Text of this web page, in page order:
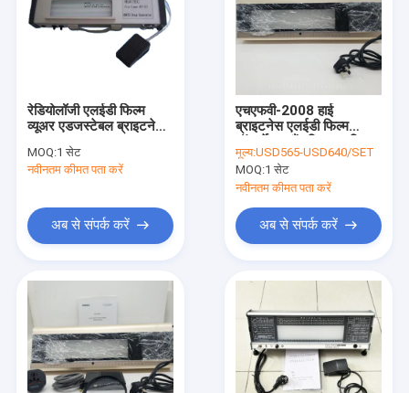
रेडियोलॉजी एलईडी फिल्म
व्यूअर एडजस्टेबल ब्राइटनेस
10000cd / m2 व्यू 230 ×
65mm
MOQ:1 सेट
नवीनतम कीमत पता करें
अब से संपर्क करें
एचएफवी-2008 हाई
ब्राइटनेस एलईडी फिल्म
और मैग्निफायर
मूल्य:USD565-USD640/SET
MOQ:1 सेट
नवीनतम कीमत पता करें
अब से संपर्क करें